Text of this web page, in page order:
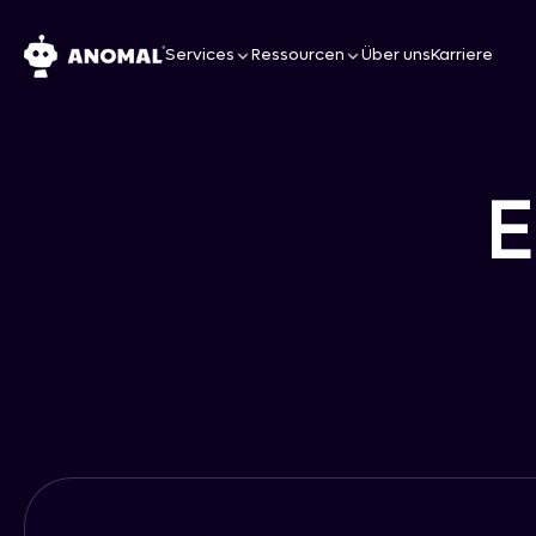
Services Ressourcen Über unsKarriere